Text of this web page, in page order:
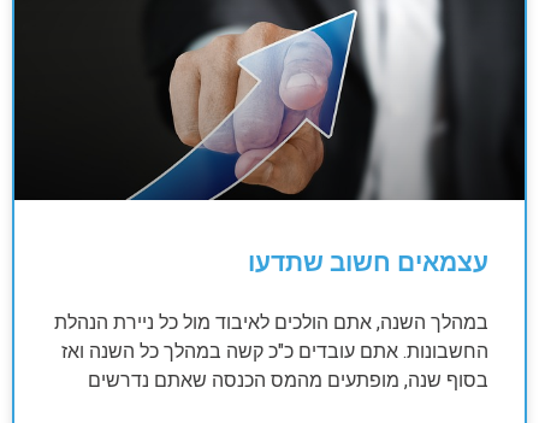
עצמאים חשוב שתדעו
במהלך השנה, אתם הולכים לאיבוד מול כל ניירת הנהלת
החשבונות. אתם עובדים כ"כ קשה במהלך כל השנה ואז
בסוף שנה, מופתעים מהמס הכנסה שאתם נדרשים